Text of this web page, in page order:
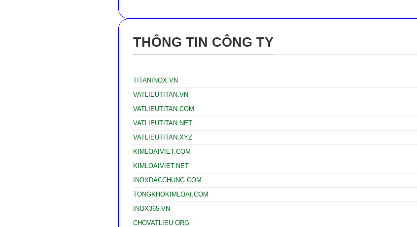
THÔNG TIN CÔNG TY
TITANINOX.VN
VATLIEUTITAN.VN
VATLIEUTITAN.COM
VATLIEUTITAN.NET
VATLIEUTITAN.XYZ
KIMLOAIVIET.COM
KIMLOAIVIET.NET
INOXDACCHUNG.COM
TONGKHOKIMLOAI.COM
INOX365.VN
CHOVATLIEU.ORG